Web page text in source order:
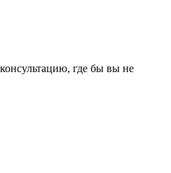
где бы вы не